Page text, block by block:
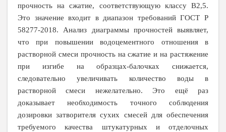
прочность на сжатие, соответствующую классу В2,5.
Это значение входит в диапазон требований ГОСТ Р
58277-2018. Анализ диаграммы прочностей выявляет,
что при повышении водоцементного отношения в
растворной смеси прочность на сжатие и на растяжение
при изгибе на образцах-балочках снижается,
следовательно увеличивать количество воды в
растворной смеси нежелательно. Это ещё раз
доказывает необходимость точного соблюдения
дозировки затворителя сухих смесей для обеспечения
требуемого качества штукатурных и отделочных